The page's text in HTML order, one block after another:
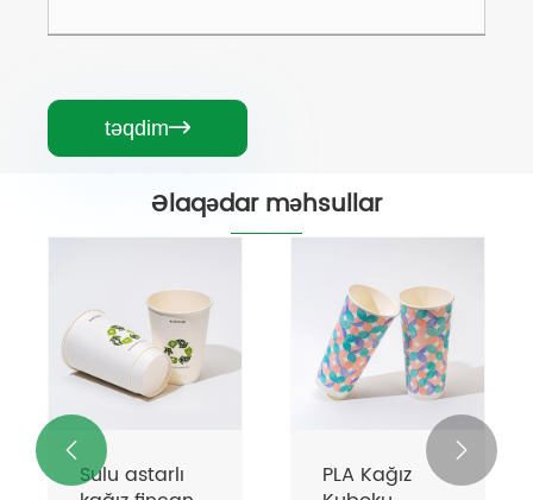
təqdim
Əlaqədar məhsullar
İkiqat divar
kağızı kuboku
Ətraflı Baxın
>>
Ripple divar
kağızı kuboku
Ətraflı Baxın
 